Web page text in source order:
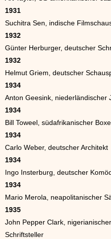
1931
Suchitra Sen, indische
1932
Günter Herburger, deutscher
1932
Helmut Griem, deutscher
1934
Anton Geesink, niederländischer
1934
Bill Toweel, südafrikanischer
1934
Carlo Weber, deutscher Architekt
1934
Ingo Insterburg, deutscher
1934
Mario Merola, neapolitanischer
1935
John Pepper Clark,
Schriftsteller